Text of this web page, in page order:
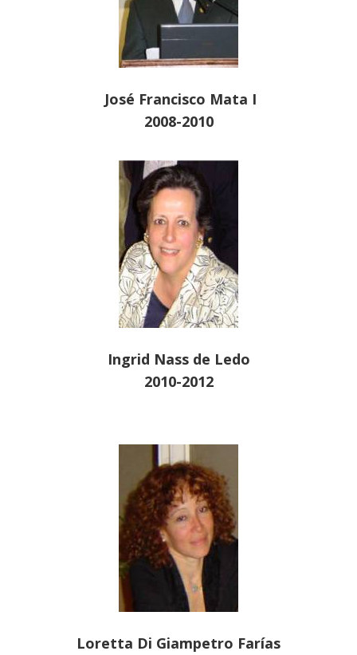
José Francisco Mata I
2008-2010
Ingrid Nass de Ledo
2010-2012
Loretta Di Giampetro Farías